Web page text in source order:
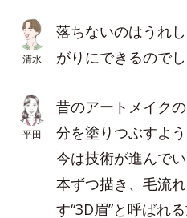
清水
落ちないのはうれ
がりにできるので
平田
昔のアートメイク
分を塗りつぶすよ
今は技術が進んで
本ずつ描き、毛流
す“3D眉”と呼ばれ